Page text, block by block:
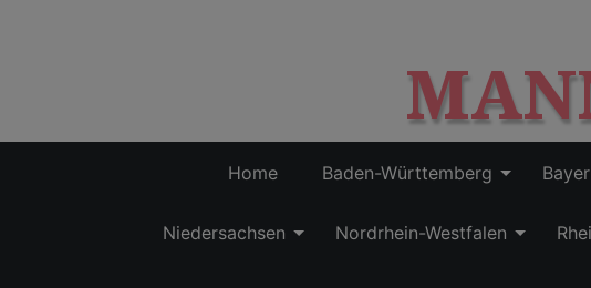
Home Baden-Württemberg
Niedersachsen Nordrhein-Westfalen